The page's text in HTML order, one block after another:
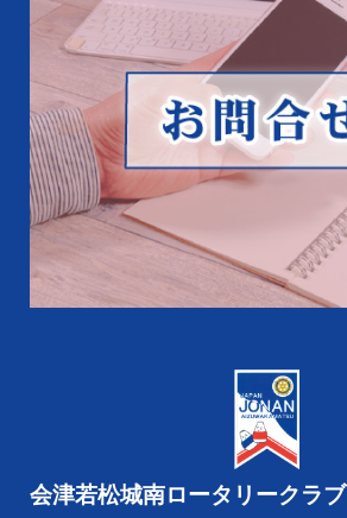
会津若松城南ロータリークラブ